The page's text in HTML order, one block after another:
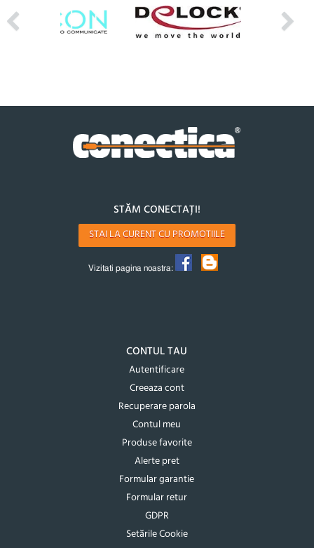
STĂM CONECTAȚI!
STAI LA CURENT CU PROMOTIILE
Vizitati pagina noastra:
CONTUL TAU
Autentificare
Creeaza cont
Recuperare parola
Contul meu
Produse favorite
Alerte pret
Formular garantie
Formular retur
GDPR
Setările Cookie